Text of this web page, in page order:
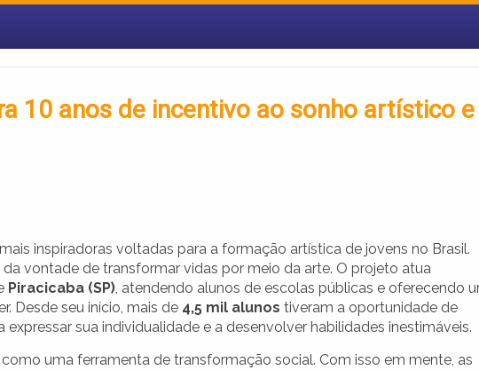
10 anos de incentivo ao sonho artístico e
inspiradoras voltadas para a formação artística de jovens no Brasil.
vontade de transformar vidas por meio da arte. O projeto atua
Piracicaba (SP), atendendo alunos de escolas públicas e oferecendo
Desde seu início, mais de 4,5 mil alunos tiveram a oportunidade de
sua individualidade e a desenvolver habilidades inestimáveis.
uma ferramenta de transformação social. Com isso em mente, as